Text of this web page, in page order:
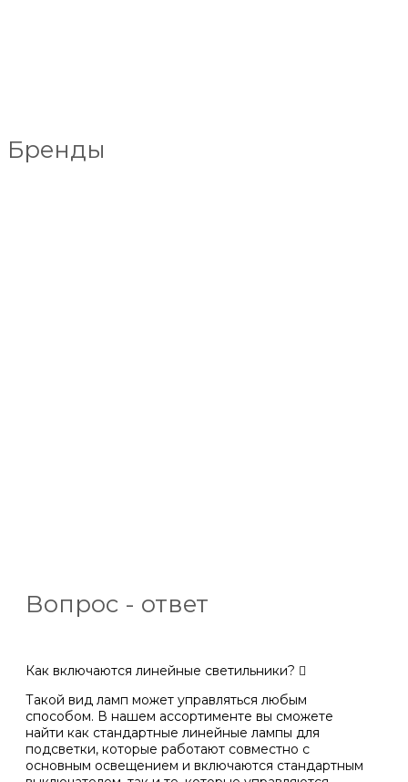
Бренды
Вопрос - ответ
Как включаются линейные светильники?
Такой вид ламп может управляться любым
способом. В нашем ассортименте вы сможете
найти как стандартные линейные лампы для
подсветки, которые работают совместно с
основным освещением и включаются стандартным